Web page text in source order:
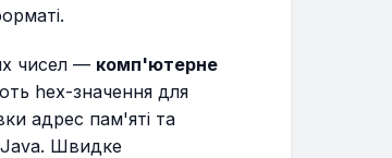
чисел — комп'ютерне
hex-значення для
адрес пам'яті та
Java. Швидке